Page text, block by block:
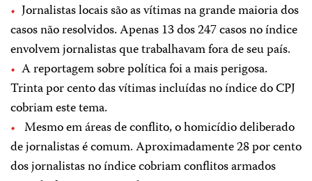
Jornalistas locais são as vítimas na grande maioria dos
casos não resolvidos. Apenas 13 dos 247 casos no índice
envolvem jornalistas que trabalhavam fora de seu país.
A reportagem sobre política foi a mais perigosa.
Trinta por cento das vítimas incluídas no índice do CPJ
cobriam este tema.
Mesmo em áreas de conflito, o homicídio deliberado
de jornalistas é comum. Aproximadamente 28 por cento
dos jornalistas no índice cobriam conflitos armados